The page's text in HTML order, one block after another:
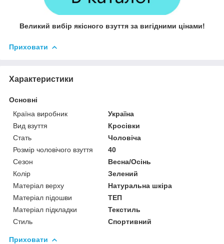
Великий вибір якісного взуття за вигідними цінами!
Приховати
Характеристики
Основні
Країна виробник
Україна
Вид взуття
Кросівки
Стать
Чоловіча
Розмір чоловічого взуття
40
Сезон
Весна/Осінь
Колір
Зелений
Матеріал верху
Натуральна шкіра
Матеріал підошви
ТЕП
Матеріал підкладки
Текстиль
Стиль
Спортивний
Приховати